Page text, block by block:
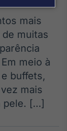
mais
muitas
meio à
buffets,
mais
pele. […]